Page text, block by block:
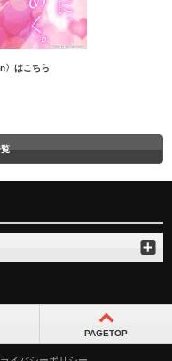
〉はこちら
PAGETOP